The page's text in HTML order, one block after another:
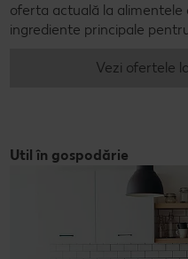
oferta actuală la alimentele
ingrediente principale
Vezi ofertele
Util în gospodărie